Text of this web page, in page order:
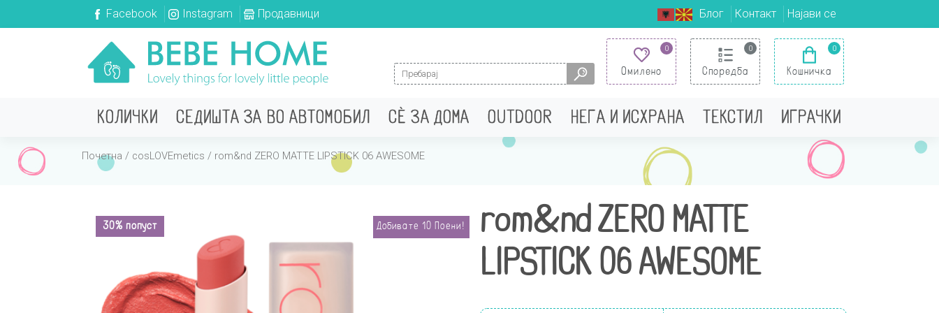
Facebook Instagram Продавници Блог Контакт Најави се
Search for:
0
Омилено
0
Споредба
0
Кошничка
КОЛИЧКИ СЕДИШТА ЗА ВО АВТОМОБИЛ СÈ ЗА ДОМА OUTDOOR НЕГА И ИСХРАНА ТЕКСТИЛ ИГРАЧКИ
Почетна / cosLOVEmetics / rom&nd ZERO MATTE LIPSTICK 06 AWESOME
30% попуст Добивате 10 Поени!
rom&nd ZERO MATTE
LIPSTICK 06 AWESOME